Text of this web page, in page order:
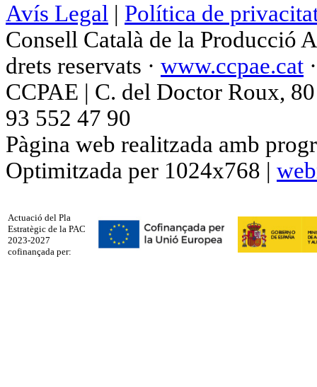
Avís Legal | Política de
Consell Català de la Producció
drets reservats · www.ccpae.cat
CCPAE | C. del Doctor Roux,
93 552 47 90
Pàgina web realitzada amb
Optimitzada per 1024x768 |
Actuació del Pla
Estratègic de la PAC
2023-2027
cofinançada per: